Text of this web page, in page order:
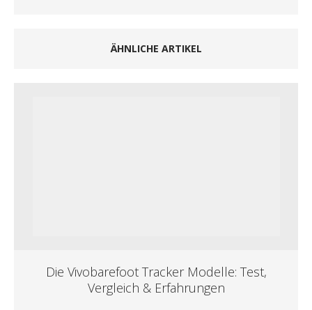
ÄHNLICHE ARTIKEL
Die Vivobarefoot Tracker Modelle: Test,
Vergleich & Erfahrungen